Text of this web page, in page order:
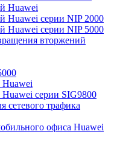
Huawei
Huawei серии NIP 2000
Huawei серии NIP 5000
вторжений
Huawei
Huawei серии SIG9800
сетевого трафика
офиса Huawei